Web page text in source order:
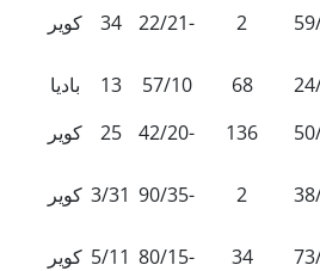
کویر 34 22/21- 2
بادیا 13 57/10 68
کویر
25 42/20- 136
کویر 3/31 90/35- 2
کویر 5/11 80/15- 34